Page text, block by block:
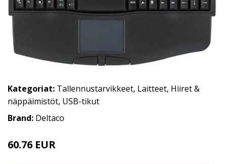
Kategoriat: Tallennustarvikkeet, Laitteet, Hiiret &
näppäimistöt, USB-tikut
Brand: Deltaco
60.76 EUR